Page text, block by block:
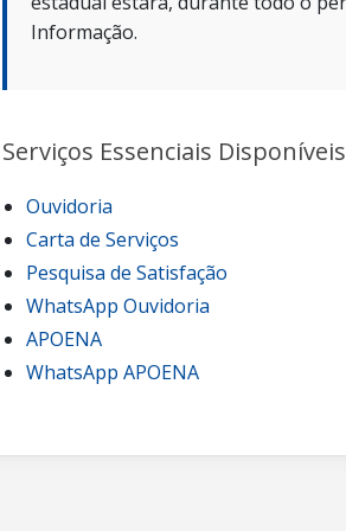
Informação.
Serviços Essenciais
Ouvidoria
Carta de Serviços
Pesquisa de Satisfação
WhatsApp Ouvidoria
APOENA
WhatsApp APOENA